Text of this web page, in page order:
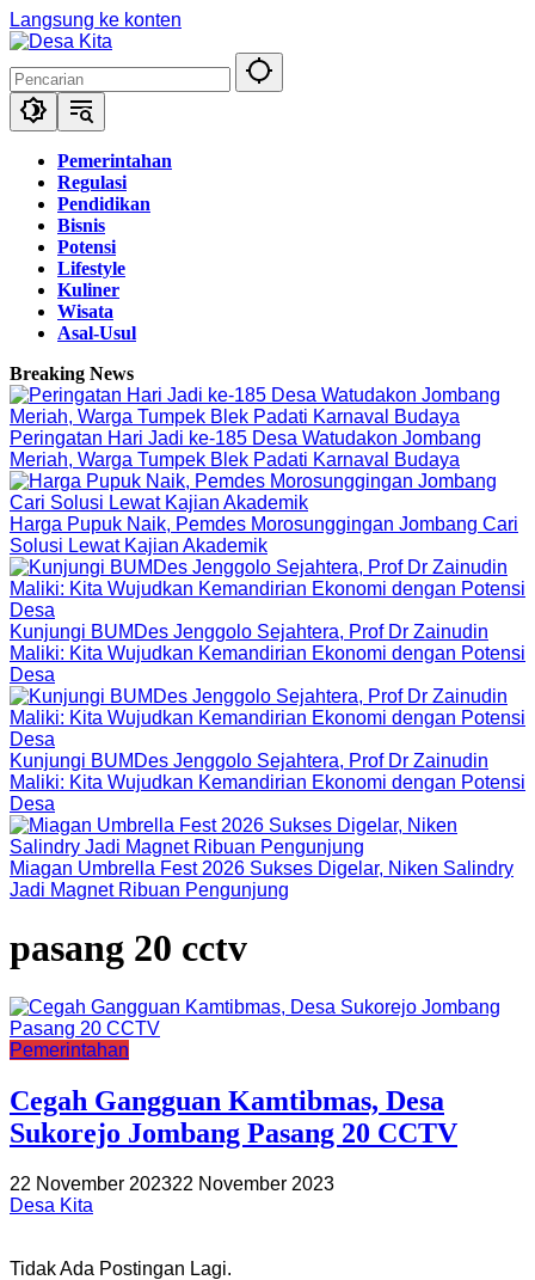
Langsung ke konten
Pemerintahan
Regulasi
Pendidikan
Bisnis
Potensi
Lifestyle
Kuliner
Wisata
Asal-Usul
Breaking News
Peringatan Hari Jadi ke-185 Desa Watudakon Jombang
Meriah, Warga Tumpek Blek Padati Karnaval Budaya
Harga Pupuk Naik, Pemdes Morosunggingan Jombang Cari
Solusi Lewat Kajian Akademik
Kunjungi BUMDes Jenggolo Sejahtera, Prof Dr Zainudin
Maliki: Kita Wujudkan Kemandirian Ekonomi dengan Potensi
Desa
Kunjungi BUMDes Jenggolo Sejahtera, Prof Dr Zainudin
Maliki: Kita Wujudkan Kemandirian Ekonomi dengan Potensi
Desa
Miagan Umbrella Fest 2026 Sukses Digelar, Niken Salindry
Jadi Magnet Ribuan Pengunjung
pasang 20 cctv
Pemerintahan
Cegah Gangguan Kamtibmas, Desa
Sukorejo Jombang Pasang 20 CCTV
22 November 202322 November 2023
Desa Kita
Tidak Ada Postingan Lagi.